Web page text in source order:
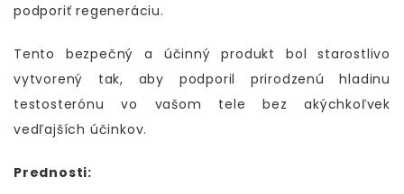
podporiť regeneráciu.
Tento bezpečný a účinný produkt bol starostlivo
vytvorený tak, aby podporil prirodzenú hladinu
testosterónu vo vašom tele bez akýchkoľvek
vedľajších účinkov.
Prednosti: